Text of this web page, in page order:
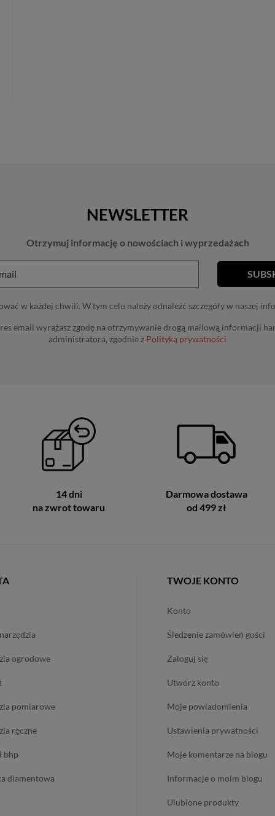
NEWSLETTER
Otrzymuj informację o nowościach i wyprzedażach
w każdej chwili. W tym celu należy odnaleźć szczegóły w naszej
email wyrażasz zgodę na otrzymywanie drogą mailową informacji
administratora, zgodnie z Polityką prywatności
14 dni
na zwrot towaru
Darmowa dostawa
od 499 zł
ogrodowe
pomiarowe
ręczne
bhp
diamentowa
TWOJE KONTO
konto
śledzenie zamówień gości
zaloguj się
utwórz konto
moje powiadomienia
ustawienia prywatności
moje komentarze na blogu
informacje o moim blogu
ulubione produkty